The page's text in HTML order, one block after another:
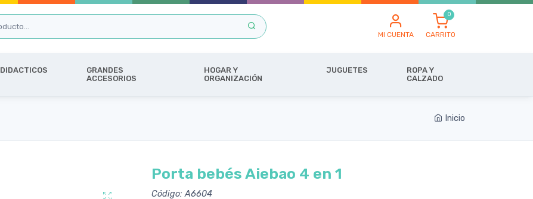
MI CUENTA CARRITO
DIDACTICOS
GRANDES
ACCESORIOS
HOGAR Y
ORGANIZACIÓN
JUGUETES
ROPA Y
CALZADO
Inicio
Porta bebés Aiebao 4 en 1
Código: A6604